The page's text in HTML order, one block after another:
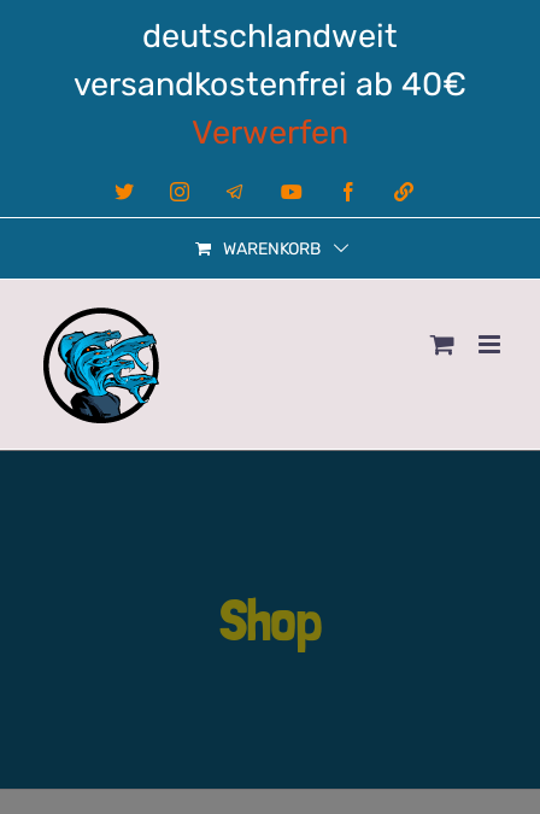
deutschlandweit
versandkostenfrei ab 40€
Verwerfen
X InstagramTelegram YouTube FacebookLinktree
WARENKORB
Shop